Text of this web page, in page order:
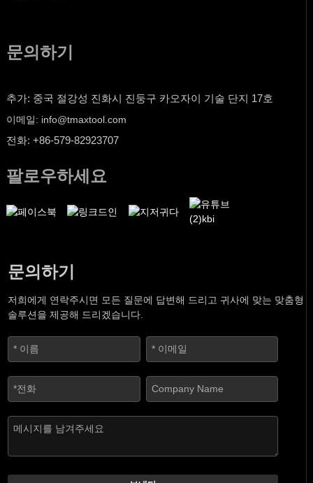
문의하기
추가: 중국 절강성 진화시 진둥구 카오자이 기술 단지 17호
이메일: info@tmaxtool.com
전화: +86-579-82923707
팔로우하세요
문의하기
저희에게 연락주시면 모든 질문에 답변해 드리고 귀사에 맞는 맞춤형
솔루션을 제공해 드리겠습니다.